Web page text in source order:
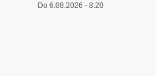
Do 6.08.2026 - 8:20